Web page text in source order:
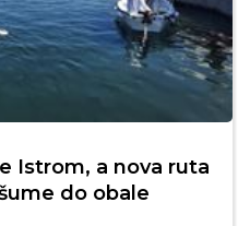
Istrom, a nova ruta
do obale